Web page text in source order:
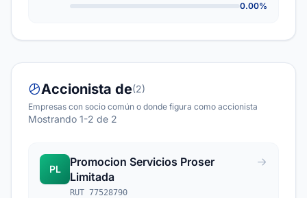
0.00%
Accionista de(2)
Empresas con socio común o donde figura como accionista
Mostrando 1-2 de 2
PL
Promocion Servicios Proser
Limitada
RUT 77528790